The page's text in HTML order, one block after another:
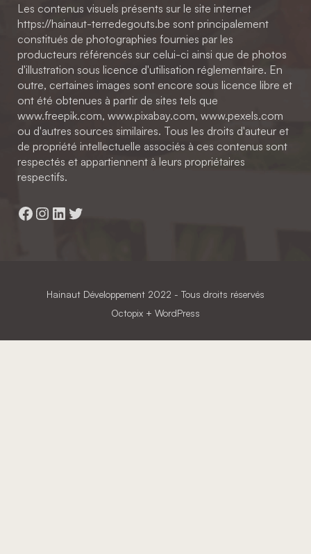
Les contenus visuels présents sur le site internet
https://hainaut-terredegouts.be sont principalement
constitués de photographies fournies par les
producteurs référencés sur celui-ci ainsi que de photos
d'illustration sous licence d'utilisation réglementaire. En
outre, certaines images sont encore sous licence libre et
ont été obtenues à partir de sites tels que
www.freepik.com, www.pixabay.com, www.pexels.com
ou d'autres sources similaires. Tous les droits d'auteur et
de propriété intellectuelle associés à ces contenus sont
respectés et appartiennent à leurs propriétaires
respectifs.
Facebook
Instagram
LinkedIn
Twitter
Hainaut Développement 2022 - Tous droits réservés
Octopix + WordPress